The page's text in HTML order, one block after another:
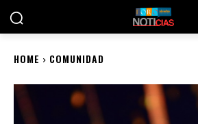
HOME COMUNIDAD